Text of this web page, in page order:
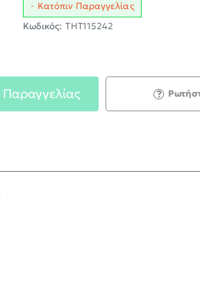
Κατόπιν Παραγγελίας
Κωδικός: THT115242
Παραγγελίας